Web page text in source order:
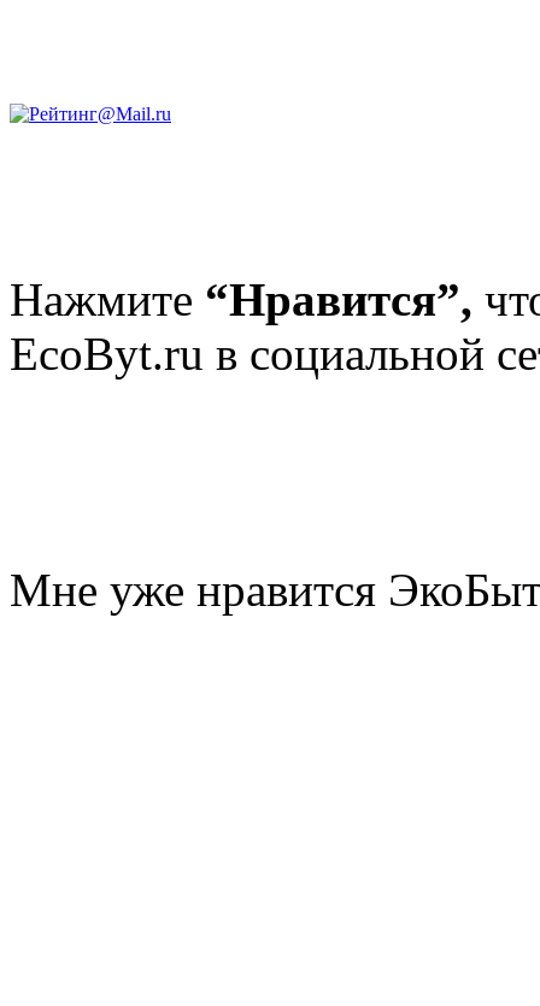
Нажмите “Нравится”,
EcoByt.ru в социальной
Мне уже нравится